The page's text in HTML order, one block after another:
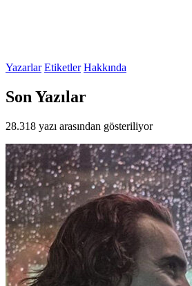
Yazarlar Etiketler Hakkında
Son Yazılar
28.318 yazı arasından gösteriliyor